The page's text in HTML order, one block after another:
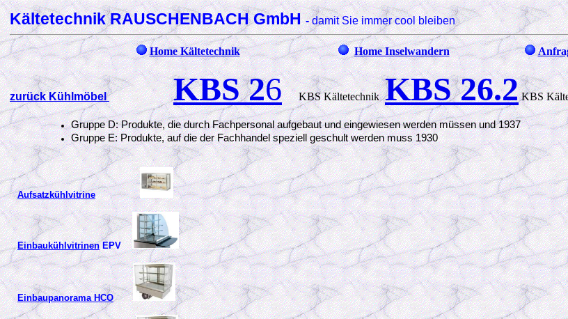
Kältetechnik RAUSCHENBACH GmbH-damit Sie immer cool bleiben
Home Kältetechnik Home Inselwandern
zurück Kühlmöbel KBS 26KBS KältetechnikKBS 26.2KBS
Gruppe D: Produkte, die durch Fachpersonal aufgebaut und eingewiesen werden müssen und 1937
Gruppe E: Produkte, auf die der Fachhandel speziell geschult werden muss 1930
Aufsatzkühlvitrine
EinbaukühlvitrinenEPV
Einbaupanorama HCO